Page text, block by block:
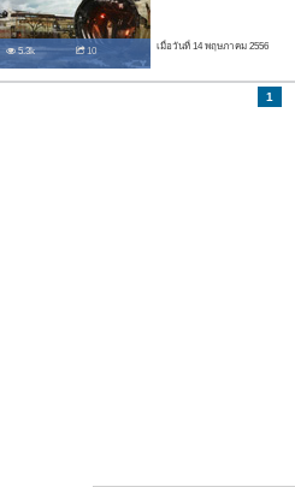
5.3k 10 เมื่อวันที่ 14 พฤษภาคม 2556
1